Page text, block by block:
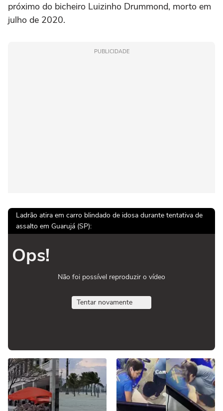
próximo do bicheiro Luizinho Drummond, morto em
julho de 2020.
PUBLICIDADE
Ladrão atira em carro blindado de idosa durante tentativa de
assalto em Guarujá (SP):
Ops!
Não foi possível reproduzir o vídeo
Tentar novamente